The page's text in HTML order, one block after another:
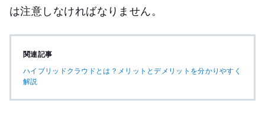
は注意しなければなりません。
関連記事
ハイブリッドクラウドとは？メリットとデメリットを分かりやすく
解説